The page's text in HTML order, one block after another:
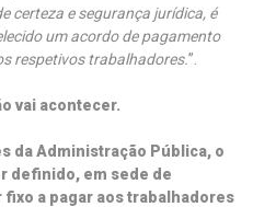
certeza e segurança jurídica, é
um acordo de pagamento
respetivos trabalhadores.”.
vai acontecer.
da Administração Pública, o
definido, em sede de
a pagar aos trabalhadores